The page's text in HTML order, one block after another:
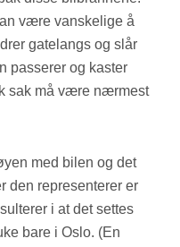
være vanskelige å
gatelangs og slår
passerer og kaster
sak må være nærmest
med bilen og det
den representerer er
i at det settes
bare i Oslo. (En